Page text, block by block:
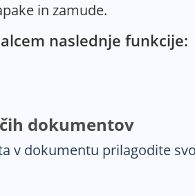
in zamude.
naslednje funkcije:
dokumentov
v dokumentu prilagodite